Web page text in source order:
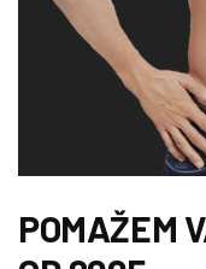
POMAŽEM